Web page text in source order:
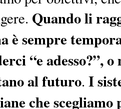
Quando li
è sempre
“e adesso?”,
al futuro. I
che scegliamo